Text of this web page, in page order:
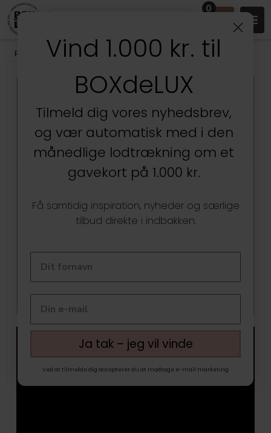
0
Produkter /Køkken /Engangsservice i træ og palmeblad
Vind 1.000 kr. til
BOXdeLUX
Tilmeld dig vores nyhedsbrev,
og vær automatisk med i den
månedlige lodtrækning om et
gavekort på 1.000 kr.
Få samtidig inspiration, nyheder og særlige
tilbud direkte i indbakken.
Ja tak – jeg vil vinde
Ved at tilmelde dig accepterer du at modtage e-mail marketing